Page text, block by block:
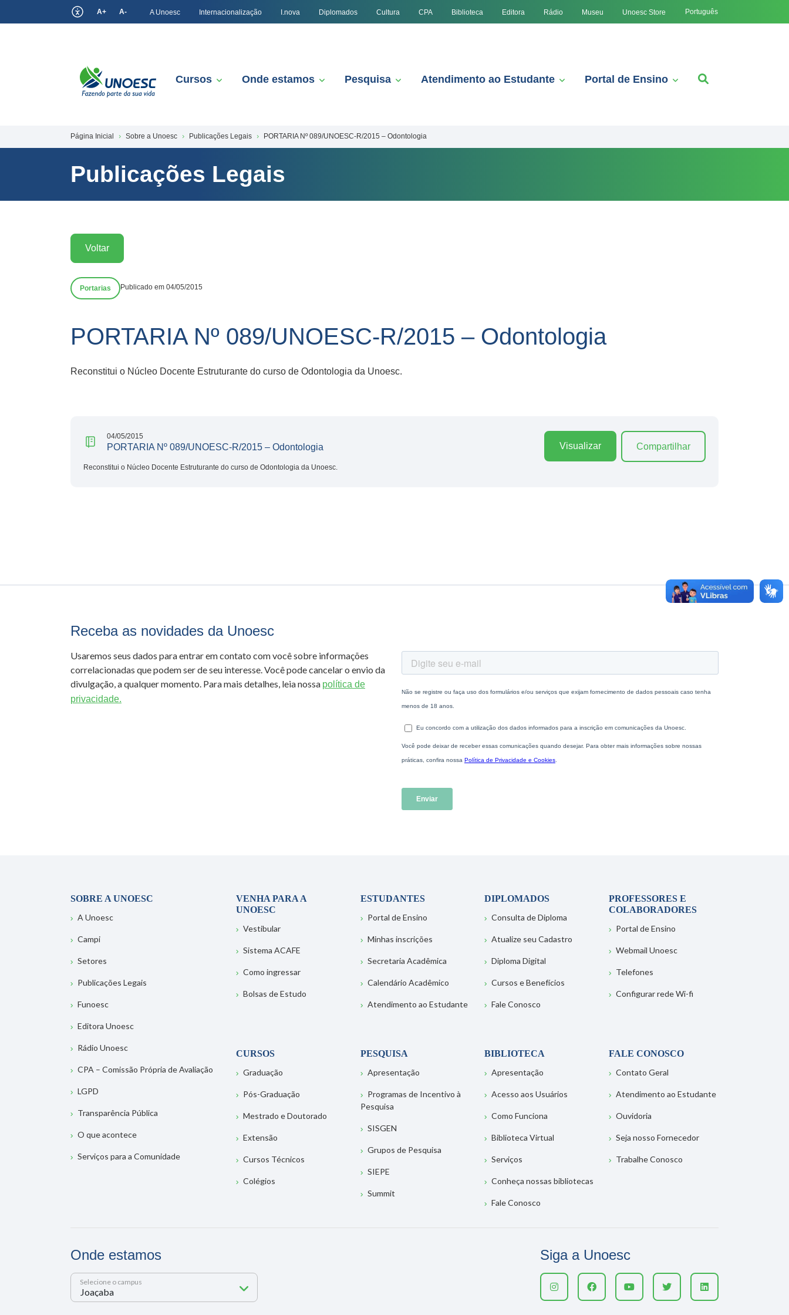
A+ A- A Unoesc Internacionalização I.nova Diplomados Cultura CPA Biblioteca Editora Rádio Museu Unoesc Store Português
Cursos Onde estamos Pesquisa Atendimento ao Estudante Portal de Ensino
Página Inicial Sobre a Unoesc Publicações Legais PORTARIA Nº 089/UNOESC-R/2015 – Odontologia
Publicações Legais
Voltar
Portarias Publicado em 04/05/2015
PORTARIA Nº 089/UNOESC-R/2015 – Odontologia
Reconstitui o Núcleo Docente Estruturante do curso de Odontologia da Unoesc.
04/05/2015
PORTARIA Nº 089/UNOESC-R/2015 – Odontologia
Reconstitui o Núcleo Docente Estruturante do curso de Odontologia da Unoesc.
Visualizar Compartilhar
Receba as novidades da Unoesc
Usaremos seus dados para entrar em contato com você sobre informações
correlacionadas que podem ser de seu interesse. Você pode cancelar o envio da
divulgação, a qualquer momento. Para mais detalhes, leia nossa política de
privacidade.
SOBRE A UNOESC
A Unoesc
Campi
Setores
Publicações Legais
Funoesc
Editora Unoesc
Rádio Unoesc
CPA – Comissão Própria de Avaliação
LGPD
Transparência Pública
O que acontece
Serviços para a Comunidade
VENHA PARA A
UNOESC
Vestibular
Sistema ACAFE
Como ingressar
Bolsas de Estudo
ESTUDANTES
Portal de Ensino
Minhas inscrições
Secretaria Acadêmica
Calendário Acadêmico
Atendimento ao Estudante
DIPLOMADOS
Consulta de Diploma
Atualize seu Cadastro
Diploma Digital
Cursos e Benefícios
Fale Conosco
PROFESSORES E
COLABORADORES
Portal de Ensino
Webmail Unoesc
Telefones
Configurar rede Wi-fi
CURSOS
Graduação
Pós-Graduação
Mestrado e Doutorado
Extensão
Cursos Técnicos
Colégios
PESQUISA
Apresentação
Programas de Incentivo à
Pesquisa
SISGEN
Grupos de Pesquisa
SIEPE
Summit
BIBLIOTECA
Apresentação
Acesso aos Usuários
Como Funciona
Biblioteca Virtual
Serviços
Conheça nossas bibliotecas
Fale Conosco
FALE CONOSCO
Contato Geral
Atendimento ao Estudante
Ouvidoria
Seja nosso Fornecedor
Trabalhe Conosco
Onde estamos
Selecione o campus
Siga a Unoesc